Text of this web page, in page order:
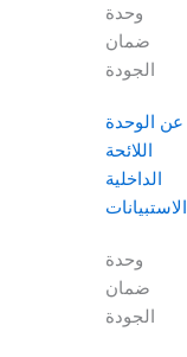
وحدة
ضمان
الجودة
عن الوحدة
اللائحة
الداخلية
الاستبيانات
وحدة
ضمان
الجودة